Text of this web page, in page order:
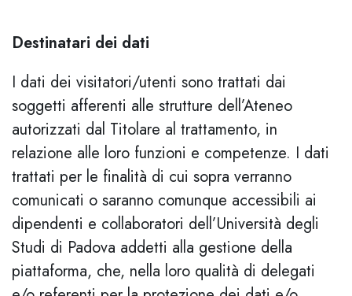
Destinatari dei dati
I dati dei visitatori/utenti sono trattati dai
soggetti afferenti alle strutture dell’Ateneo
autorizzati dal Titolare al trattamento, in
relazione alle loro funzioni e competenze. I dati
trattati per le finalità di cui sopra verranno
comunicati o saranno comunque accessibili ai
dipendenti e collaboratori dell’Università degli
Studi di Padova addetti alla gestione della
piattaforma, che, nella loro qualità di delegati